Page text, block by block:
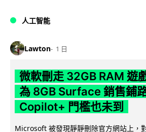
人工智能
Lawton 1 日
微軟刪走 32GB RAM 遊
為 8GB Surface 銷售鋪
Copilot+ 門檻也未到
Microsoft 被發現靜靜刪除官方網站上，